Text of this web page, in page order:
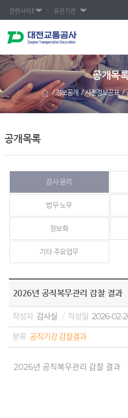
공개목
정보공개 사전정보공표
공개목록
감사·윤리
법무·노무
정보화
기타 주요업무
2026년 공직복무관리 감찰 결과
작성자 감사실 작성일 2026-02-
분류 공직기강 감찰결과
2026년 공직복무관리 감찰 결과